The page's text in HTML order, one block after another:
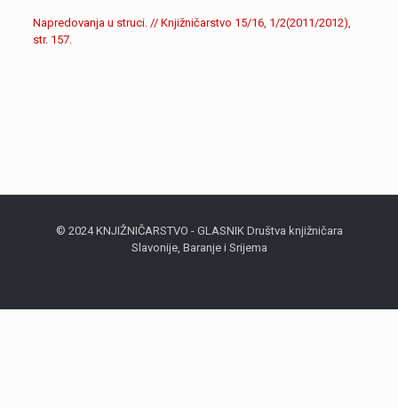
Napredovanja u struci. // Knjižničarstvo 15/16, 1/2(2011/2012),
str. 157.
© 2024 KNJIŽNIČARSTVO - GLASNIK Društva knjižničara
Slavonije, Baranje i Srijema